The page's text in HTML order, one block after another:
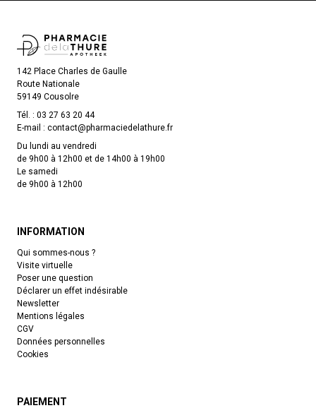
142 Place Charles de Gaulle
Route Nationale
59149 Cousolre
Tél. : 03 27 63 20 44
E-mail : contact@pharmaciedelathure.fr
Du lundi au vendredi
de 9h00 à 12h00 et de 14h00 à 19h00
Le samedi
de 9h00 à 12h00
INFORMATION
Qui sommes-nous ?
Visite virtuelle
Poser une question
Déclarer un effet indésirable
Newsletter
Mentions légales
CGV
Données personnelles
Cookies
PAIEMENT